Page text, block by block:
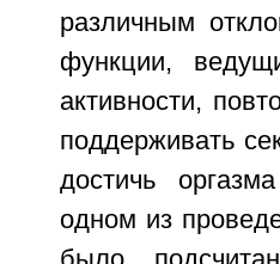
различным
функции,
активности,
поддерживать
достичь
одном из